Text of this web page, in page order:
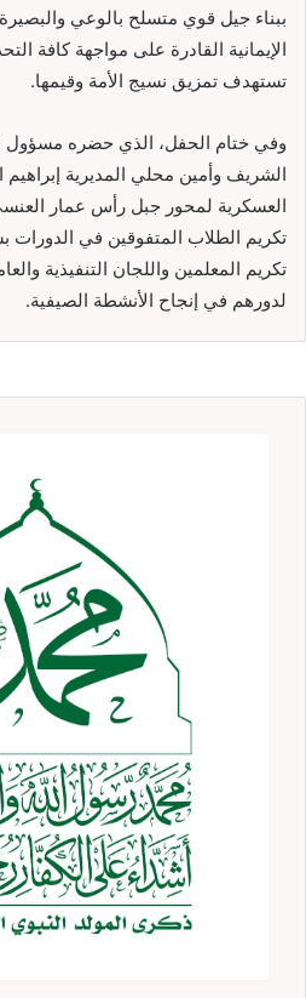
ببناء جيل قوي متسلح بالوعي
الإيمانية القادرة على مواجهة كافة
تستهدف تمزيق نسيج الأمة وقيمها.
وفي ختام الحفل، الذي حضره مسؤول
الشريف وأمين محلي المديرية
العسكرية لمحور جبل رأس عمار
تكريم الطلاب المتفوقين في الدورات
تكريم المعلمين واللجان التنفيذية
لدورهم في إنجاح الأنشطة الصيفية.